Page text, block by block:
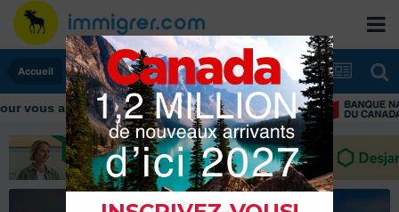
Accueil
vous aider tout au long de votre transition